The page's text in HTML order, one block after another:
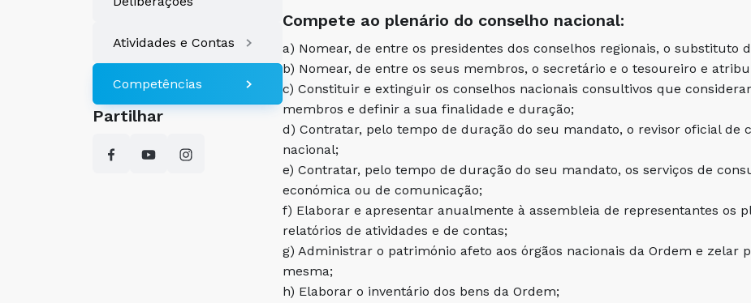
Atividades e Contas
Competências
Partilhar
Compete ao plenário do conselho nacional:
a) Nomear, de entre os presidentes dos conselhos regionais, o substituto
b) Nomear, de entre os seus membros, o secretário e o tesoureiro e
c) Constituir e extinguir os conselhos nacionais consultivos que
membros e definir a sua finalidade e duração;
d) Contratar, pelo tempo de duração do seu mandato, o revisor oficial de
nacional;
e) Contratar, pelo tempo de duração do seu mandato, os serviços de
económica ou de comunicação;
f) Elaborar e apresentar anualmente à assembleia de representantes os
relatórios de atividades e de contas;
g) Administrar o património afeto aos órgãos nacionais da Ordem e zelar
mesma;
h) Elaborar o inventário dos bens da Ordem;